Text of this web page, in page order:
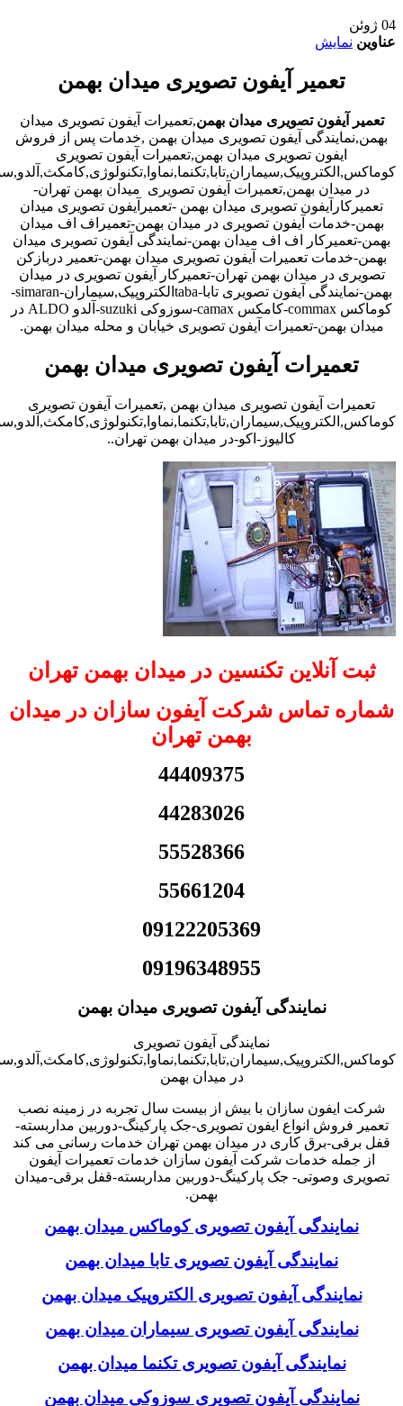
04 ژوئن
عناوین نمایش
تعمیر آیفون تصویری میدان بهمن
تعمیر آیفون تصویری میدان بهمن,تعمیرات آیفون تصویری میدان
بهمن,نمایندگی آیفون تصویری میدان بهمن ,خدمات پس از فروش
ایفون تصویری میدان بهمن,تعمیرات آیفون تصویری
در میدان بهمن,تعمیرات آیفون تصویری میدان بهمن تهران-
تعمیرکارآیفون تصویری میدان بهمن -تعمیرآیفون تصویری میدان
بهمن-خدمات آیفون تصویری در میدان بهمن-تعمیراف اف میدان
بهمن-تعمیرکار اف اف میدان بهمن-نمایندگی آیفون تصویری میدان
بهمن-خدمات تعمیرات آیفون تصویری میدان بهمن-تعمیر دربازکن
تصویری در میدان بهمن تهران-تعمیرکار آیفون تصویری در میدان
بهمن-نمایندگی آیفون تصویری تابا-tabaالکتروپیک,سیماران-simaran-
کوماکس commax-کامکس camax-سوزوکی suzuki-آلدو ALDO در
میدان بهمن-تعمیرات آیفون تصویری خیابان و محله میدان بهمن.
تعمیرات آیفون تصویری میدان بهمن
تعمیرات آیفون تصویری میدان بهمن ,تعمیرات آیفون تصویری
کالیوز-اکو-در میدان بهمن تهران..
ثبت آنلاین تکنسین در میدان بهمن تهران
شماره تماس شرکت آیفون سازان در میدان
بهمن تهران
44409375
44283026
55528366
55661204
09122205369
09196348955
نمایندگی آیفون تصویری میدان بهمن
نمایندگی آیفون تصویری
در میدان بهمن
شرکت ایفون سازان با بیش از بیست سال تجربه در زمینه نصب
تعمیر فروش انواع ایفون تصویری-جک پارکینگ-دوربین مداربسته-
قفل برقی-برق کاری در میدان بهمن تهران خدمات رسانی می کند
از جمله خدمات شرکت آیفون سازان خدمات تعمیرات آیفون
تصویری وصوتی- جک پارکینگ-دوربین مداربسته-قفل برقی-میدان
بهمن.
نمایندگی آیفون تصویری کوماکس میدان بهمن
نمایندگی آیفون تصویری تابا میدان بهمن
نمایندگی آیفون تصویری الکتروپیک میدان بهمن
نمایندگی آیفون تصویری سیماران میدان بهمن
نمایندگی آیفون تصویری تکنما میدان بهمن
نمایندگی آیفون تصویری سوزوکی میدان بهمن